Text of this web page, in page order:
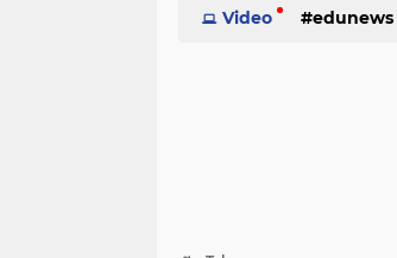
Video edunews